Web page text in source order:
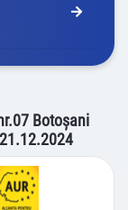
Botoşani